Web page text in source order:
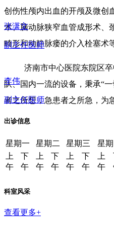
创伤性颅内出血的开颅及微创
术、脑动脉狭窄血管成形术、
畸形和动静脉瘘的介入栓塞术
济南市中心医院东院区
队、国内一流的设备，秉承“
者之所想，急患者之所急，为
张潇文
副主任医师
李伟
副主任医师
出诊信息
星期一 星期二 星期三 星
上
午
下
午
上
午
下
午
上
午
下
午
上
午
科室风采
查看更多+